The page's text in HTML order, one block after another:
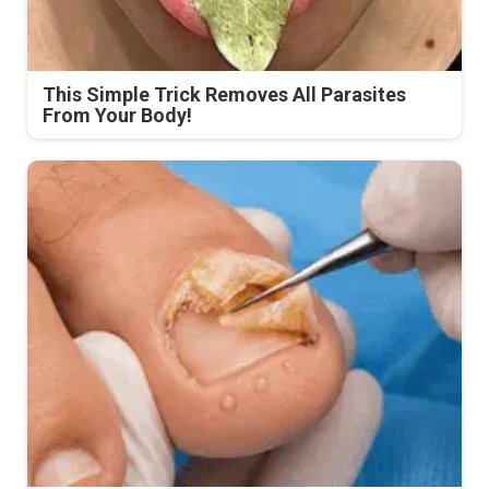
This Simple Trick Removes All Parasites
From Your Body!